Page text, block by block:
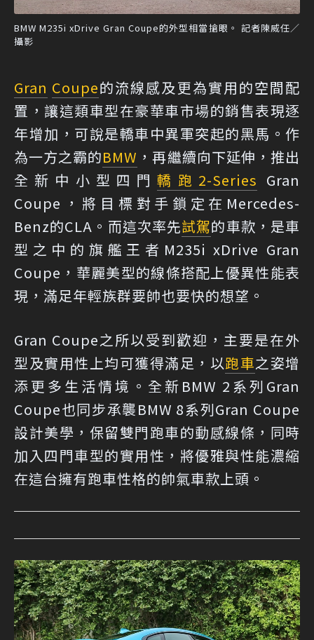
BMW M235i xDrive Gran Coupe的外型相當搶眼。 記者陳威任／
攝影
Gran Coupe的流線感及更為實用的空間配
置，讓這類車型在豪華車市場的銷售表現逐
年增加，可說是轎車中異軍突起的黑馬。作
為一方之霸的BMW ，再繼續向下延伸，推出
全新中小型四門轎跑 2-Series Gran
Coupe，將目標對手鎖定在Mercedes-
Benz的CLA。而這次率先試駕的車款，是車
型之中的旗艦王者M235i xDrive Gran
Coupe，華麗美型的線條搭配上優異性能表
現，滿足年輕族群要帥也要快的想望。
Gran Coupe之所以受到歡迎，主要是在外
型及實用性上均可獲得滿足，以跑車之姿增
添更多生活情境。全新BMW 2系列Gran
Coupe也同步承襲BMW 8系列Gran Coupe
設計美學，保留雙門跑車的動感線條，同時
加入四門車型的實用性，將優雅與性能濃縮
在這台擁有跑車性格的帥氣車款上頭。